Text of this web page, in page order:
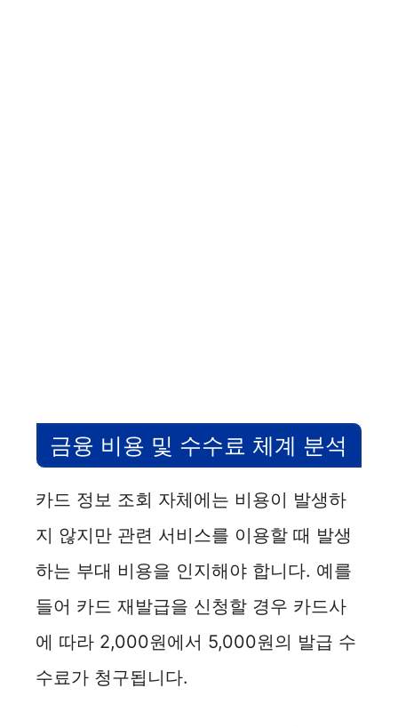
금융 비용 및 수수료 체계 분석
카드 정보 조회 자체에는 비용이 발생하
지 않지만 관련 서비스를 이용할 때 발생
하는 부대 비용을 인지해야 합니다. 예를
들어 카드 재발급을 신청할 경우 카드사
에 따라 2,000원에서 5,000원의 발급 수
수료가 청구됩니다.